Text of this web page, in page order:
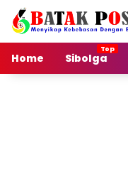
Langsung
konten
Home
Sibolga